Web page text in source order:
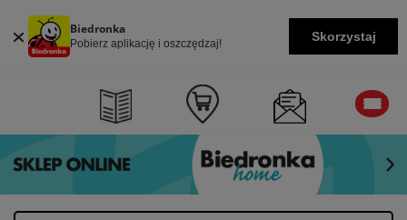
Biedronka
Pobierz aplikację i oszczędzaj! Skorzystaj